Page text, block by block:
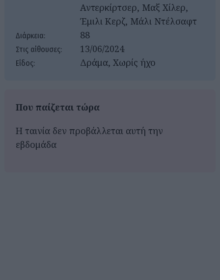
Αντερκίρτσερ, Μαξ Χίλερ,
Έμιλι Κερζ, Μάλι Ντέλσαφτ
Διάρκεια: 88
Στις αίθουσες: 13/06/2024
Είδος: Δράμα, Χωρίς ήχο
Που παίζεται τώρα
Η ταινία δεν προβάλλεται αυτή την
εβδομάδα